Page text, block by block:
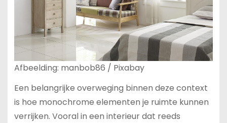
Afbeelding: manbob86 / Pixabay
Een belangrijke overweging binnen deze context
is hoe monochrome elementen je ruimte kunnen
verrijken. Vooral in een interieur dat reeds